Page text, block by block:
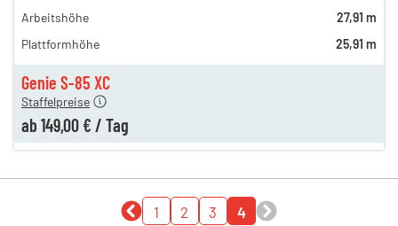
Genie S-85 XC
229,00 €
189,00 €
Staffelpreise
ab 149,00 € / Tag
Arbeitshöhe
27,91 m
Plattformhöhe
25,91 m
1 2 3 4